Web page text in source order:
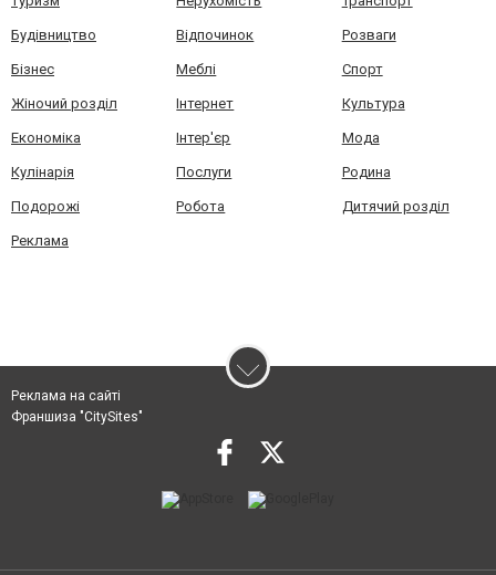
Будівництво Відпочинок Розваги
Бізнес Меблі Спорт
Жіночий розділ Інтернет Культура
Економіка Інтер'єр Мода
Кулінарія Послуги Родина
Подорожі Робота Дитячий розділ
Реклама
Реклама на сайті
Франшиза "CitySites"